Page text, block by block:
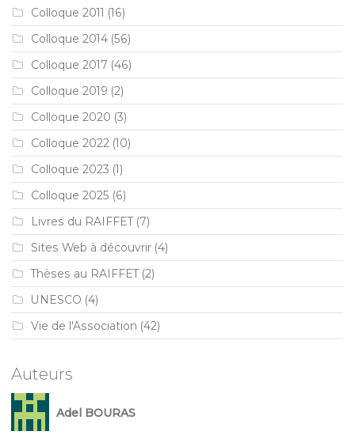
Colloque 2011 (16)
Colloque 2014 (56)
Colloque 2017 (46)
Colloque 2019 (2)
Colloque 2020 (3)
Colloque 2022 (10)
Colloque 2023 (1)
Colloque 2025 (6)
Livres du RAIFFET(7)
Sites Web à découvrir (4)
Thèses au RAIFFET(2)
UNESCO (4)
Vie de l'Association (42)
Auteurs
Adel BOURAS